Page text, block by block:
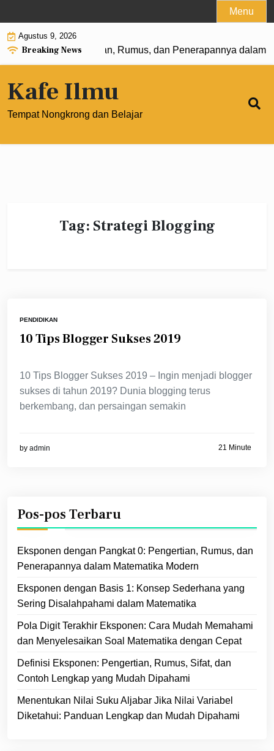
to
content
Menu
Agustus 9, 2026
Breaking News
Pangkat 0: Pengertian, Rumus, dan Penerapannya dalam
Kafe Ilmu
Tempat Nongkrong dan Belajar
Tag: Strategi Blogging
PENDIDIKAN
10 Tips Blogger Sukses 2019
10 Tips Blogger Sukses 2019 – Ingin menjadi blogger
sukses di tahun 2019? Dunia blogging terus
berkembang, dan persaingan semakin
by admin 21 Minute
Pos-pos Terbaru
Eksponen dengan Pangkat 0: Pengertian, Rumus, dan
Penerapannya dalam Matematika Modern
Eksponen dengan Basis 1: Konsep Sederhana yang
Sering Disalahpahami dalam Matematika
Pola Digit Terakhir Eksponen: Cara Mudah Memahami
dan Menyelesaikan Soal Matematika dengan Cepat
Definisi Eksponen: Pengertian, Rumus, Sifat, dan
Contoh Lengkap yang Mudah Dipahami
Menentukan Nilai Suku Aljabar Jika Nilai Variabel
Diketahui: Panduan Lengkap dan Mudah Dipahami